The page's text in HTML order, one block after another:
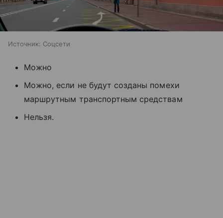
Источник: Соцсети
Можно
Можно, если не будут созданы помехи
маршрутным транспортным средствам
Нельзя.